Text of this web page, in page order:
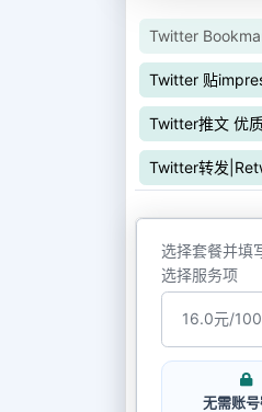
Twitter
Twitter 贴
Twitter推文 优
Twitter转发
选择套餐并填
选择服务项
无需账